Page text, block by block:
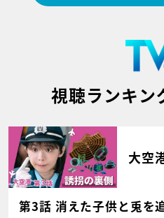
視聴ランキン
大空
第3話 消えた子供と兎を